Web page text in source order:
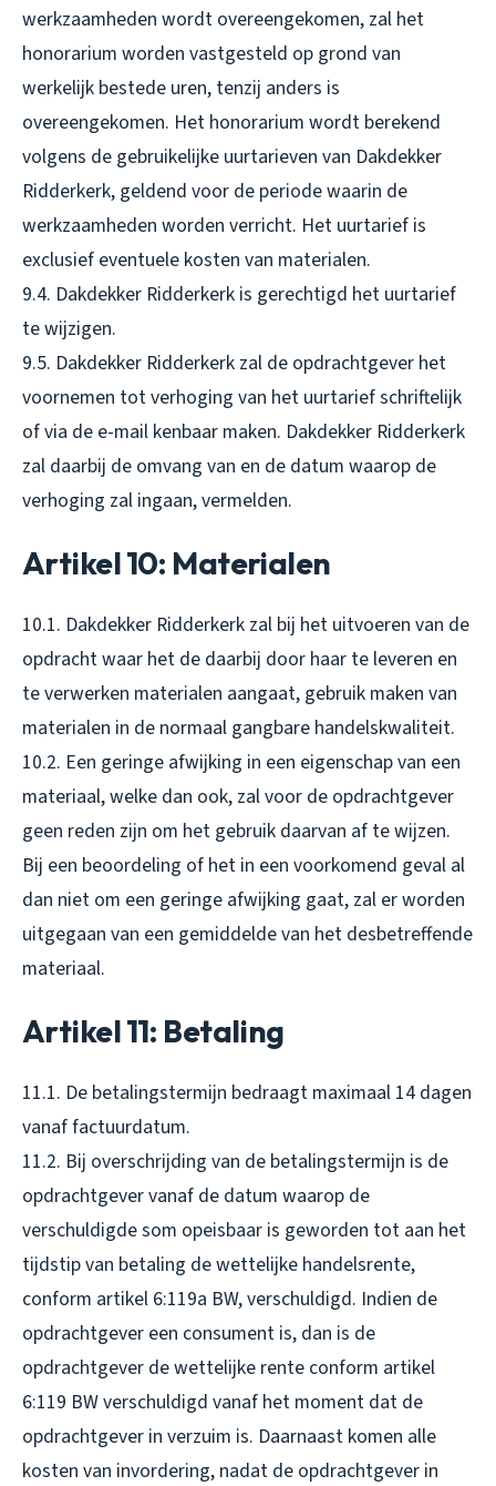
werkzaamheden wordt overeengekomen, zal het
honorarium worden vastgesteld op grond van
werkelijk bestede uren, tenzij anders is
overeengekomen. Het honorarium wordt berekend
volgens de gebruikelijke uurtarieven van Dakdekker
Ridderkerk, geldend voor de periode waarin de
werkzaamheden worden verricht. Het uurtarief is
exclusief eventuele kosten van materialen.
9.4. Dakdekker Ridderkerk is gerechtigd het uurtarief
te wijzigen.
9.5. Dakdekker Ridderkerk zal de opdrachtgever het
voornemen tot verhoging van het uurtarief schriftelijk
of via de e-mail kenbaar maken. Dakdekker Ridderkerk
zal daarbij de omvang van en de datum waarop de
verhoging zal ingaan, vermelden.
Artikel 10: Materialen
10.1. Dakdekker Ridderkerk zal bij het uitvoeren van de
opdracht waar het de daarbij door haar te leveren en
te verwerken materialen aangaat, gebruik maken van
materialen in de normaal gangbare handelskwaliteit.
10.2. Een geringe afwijking in een eigenschap van een
materiaal, welke dan ook, zal voor de opdrachtgever
geen reden zijn om het gebruik daarvan af te wijzen.
Bij een beoordeling of het in een voorkomend geval al
dan niet om een geringe afwijking gaat, zal er worden
uitgegaan van een gemiddelde van het desbetreffende
materiaal.
Artikel 11: Betaling
11.1. De betalingstermijn bedraagt maximaal 14 dagen
vanaf factuurdatum.
11.2. Bij overschrijding van de betalingstermijn is de
opdrachtgever vanaf de datum waarop de
verschuldigde som opeisbaar is geworden tot aan het
tijdstip van betaling de wettelijke handelsrente,
conform artikel 6:119a BW, verschuldigd. Indien de
opdrachtgever een consument is, dan is de
opdrachtgever de wettelijke rente conform artikel
6:119 BW verschuldigd vanaf het moment dat de
opdrachtgever in verzuim is. Daarnaast komen alle
kosten van invordering, nadat de opdrachtgever in